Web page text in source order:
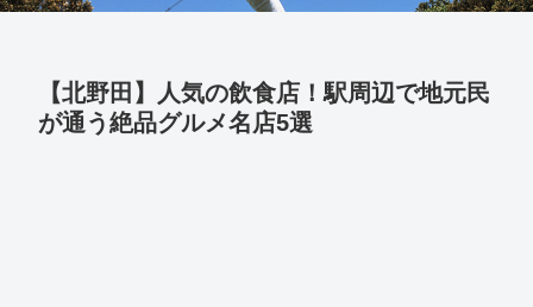
【北野田】人気の飲食店！駅周辺で地元民
が通う絶品グルメ名店5選